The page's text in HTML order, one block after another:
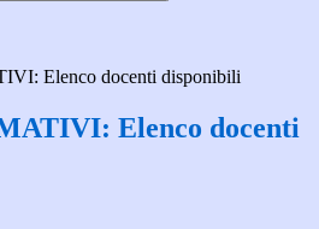
Elenco docenti disponibili
Elenco docenti